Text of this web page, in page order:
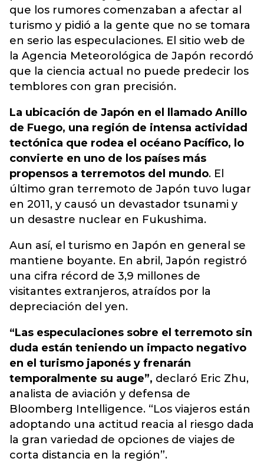
que los rumores comenzaban a afectar al
turismo y pidió a la gente que no se tomara
en serio las especulaciones. El sitio web de
la Agencia Meteorológica de Japón recordó
que la ciencia actual no puede predecir los
temblores con gran precisión.
La ubicación de Japón en el llamado Anillo
de Fuego, una región de intensa actividad
tectónica que rodea el océano Pacífico, lo
convierte en uno de los países más
propensos a terremotos del mundo. El
último gran terremoto de Japón tuvo lugar
en 2011, y causó un devastador tsunami y
un desastre nuclear en Fukushima.
Aun así, el turismo en Japón en general se
mantiene boyante. En abril, Japón registró
una cifra récord de 3,9 millones de
visitantes extranjeros, atraídos por la
depreciación del yen.
“Las especulaciones sobre el terremoto sin
duda están teniendo un impacto negativo
en el turismo japonés y frenarán
temporalmente su auge”, declaró Eric Zhu,
analista de aviación y defensa de
Bloomberg Intelligence. “Los viajeros están
adoptando una actitud reacia al riesgo dada
la gran variedad de opciones de viajes de
corta distancia en la región”.